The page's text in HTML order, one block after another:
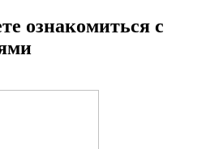
ознакомиться с